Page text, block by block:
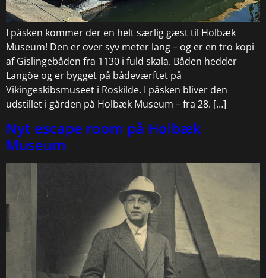
I påsken kommer der en helt særlig gæst til Holbæk
Museum! Den er over syv meter lang – og er en tro kopi
af Gislingebåden fra 1130 i fuld skala. Båden hedder
Langöe og er bygget på bådeværftet på
Vikingeskibsmuseet i Roskilde. I påsken bliver den
udstillet i gården på Holbæk Museum – fra 28. […]
Nyt escape room på Holbæk
Museum